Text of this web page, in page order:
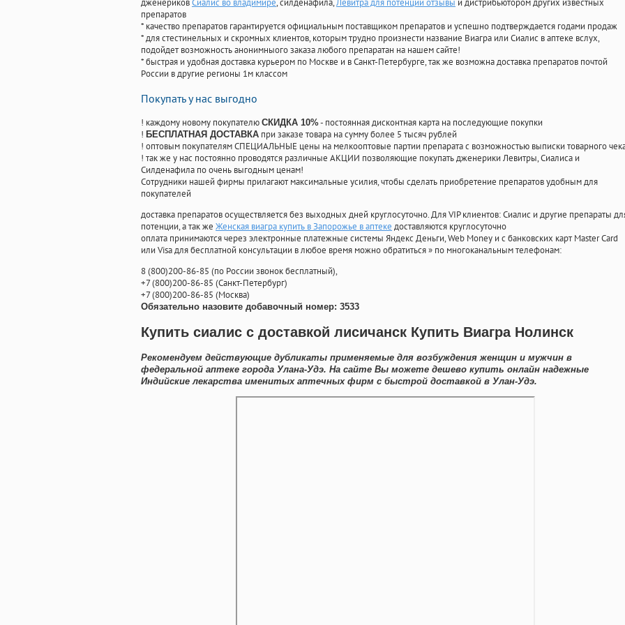
дженериковСиалис во владимире, силденафила,Левитра для потенции отзывы и дистрибьютором других известных
препаратов
* качество препаратов гарантируется официальным поставщиком препаратов и успешно подтверждается годами продаж
* для стестинельных и скромных клиентов, которым трудно произнести название Виагра или Сиалис в аптеке вслух,
подойдет возможность анонимныого заказа любого препаратан на нашем сайте!
* быстрая и удобная доставка курьером по Москве и в Санкт-Петербурге, так же возможна доставка препаратов почтой
России в другие регионы 1м классом
Покупать у нас выгодно
! каждому новому покупателю СКИДКА 10%- постоянная дисконтная карта на последующие покупки
! БЕСПЛАТНАЯ ДОСТАВКА при заказе товара на сумму более 5 тысяч рублей
! оптовым покупателям СПЕЦИАЛЬНЫЕ цены на мелкооптовые партии препарата с возможностью выписки товарного
! так же у нас постоянно проводятся различные АКЦИИ позволяющие покупать дженерики Левитры, Сиалиса и
Силденафила по очень выгодным ценам!
Cотрудники нашей фирмы прилагают максимальные усилия, чтобы сделать приобретение препаратов удобным для
покупателей
доставка препаратов осуществляется без выходных дней круглосуточно. Для VIP клиентов: Сиалис и другие препараты
потенции, а так же Женская виагра купить в Запорожье в аптеке доставляются круглосуточно
оплата принимаются через электронные платежные системы Яндекс Деньги, Web Money и с банковских карт Master Card
или Visa для бесплатной консультации в любое время можно обратиться» по многоканальным телефонам:
8(800)200-86-85 (по России звонок бесплатный),
+7(800)200-86-85 (Санкт-Петербург)
+7(800)200-86-85 (Москва)
Обязательно назовите добавочный номер: 3533
Купить сиалис с доставкой лисичанск Купить Виагра Нолинск
Рекомендуем действующие дубликаты применяемые для возбуждения женщин и мужчин в
федеральной аптеке города Улана-Удэ. На сайте Вы можете дешево купить онлайн надежные
Индийские лекарства именитых аптечных фирм с быстрой доставкой в Улан-Удэ.